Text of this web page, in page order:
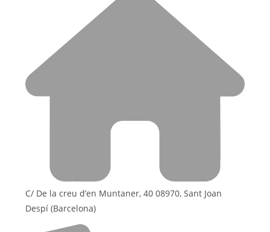
C/ De la creu d’en Muntaner, 40 08970, Sant Joan
Despí (Barcelona)